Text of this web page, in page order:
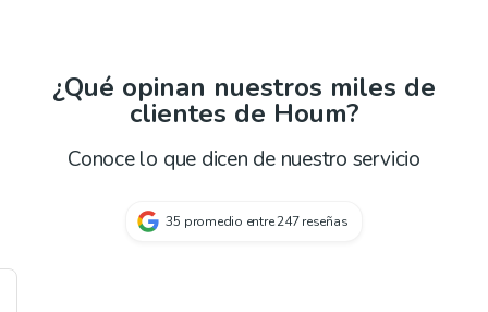
¿Qué opinan nuestros miles de
clientes de Houm?
Conoce lo que dicen de nuestro servicio
35 promedio entre247reseñas